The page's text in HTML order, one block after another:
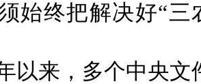
始终把解决好“
来，多个中央文